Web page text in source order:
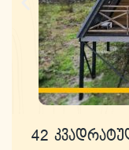
42